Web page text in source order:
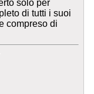
solo per
di tutti i suoi
compreso di